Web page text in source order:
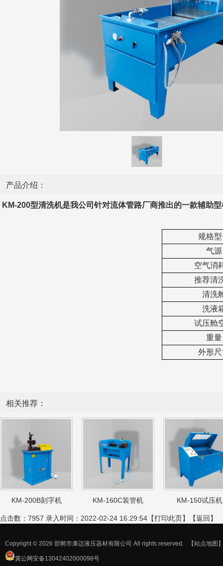
产品介绍：
KM-200型清洗机是我公司针对流体管路厂商推出的一款辅助
规格
气源
空气消
推荐清
清洗
洗液
试压舱
重量
外形
相关推荐：
KM-200B刻字机 KM-160C装管机 KM-150试压机
点击数：7957 录入时间：2022-02-24 16:29:54【打印此页】【返回 】
Copyright © 2026 邯郸市康迈液压器材有限公司 All rights reserved. 【站点地图
冀公网安备13042402000098号